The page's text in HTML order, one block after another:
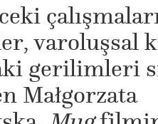
varoluşsal
gerilimleri
Małgorzata